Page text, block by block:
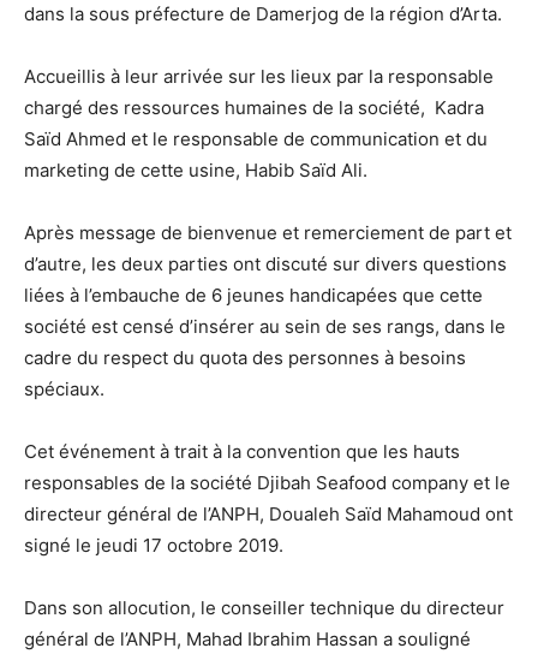
dans la sous préfecture de Damerjog de la région d’Arta.
Accueillis à leur arrivée sur les lieux par la responsable
chargé des ressources humaines de la société, Kadra
Saïd Ahmed et le responsable de communication et du
marketing de cette usine, Habib Saïd Ali.
Après message de bienvenue et remerciement de part et
d’autre, les deux parties ont discuté sur divers questions
liées à l’embauche de 6 jeunes handicapées que cette
société est censé d’insérer au sein de ses rangs, dans le
cadre du respect du quota des personnes à besoins
spéciaux.
Cet événement à trait à la convention que les hauts
responsables de la société Djibah Seafood company et le
directeur général de l’ANPH, Doualeh Saïd Mahamoud ont
signé le jeudi 17 octobre 2019.
Dans son allocution, le conseiller technique du directeur
général de l’ANPH, Mahad Ibrahim Hassan a souligné